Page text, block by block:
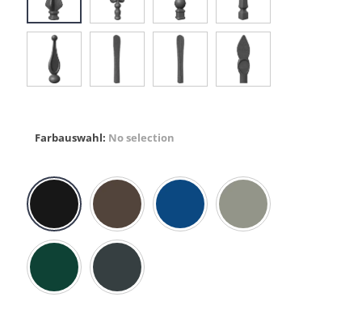
Farbauswahl: No selection